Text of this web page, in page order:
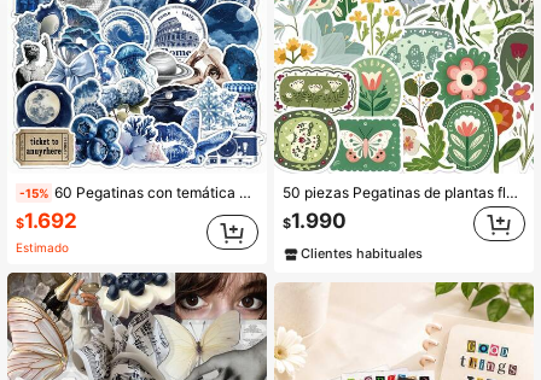
-15% 60 Pegatinas con temática de azul Klein que presentan elementos como la luna, la vida marina y sellos vintage. Hechas de PVC impermeable, estas pegatinas son adecuadas para fundas de teléfono, botellas de agua, portátiles, diarios, Kindles, cuadernos, decoraciones de escritorio y talla grande. Pegatinas estéticas.
$1.692
Estimado
50 piezas Pegatinas de plantas florales vintage de dibujos animados, estética de graffiti, papelería, diario, planificador, decoración retro, calcomanías, útiles escolares
$1.990
Clientes habituales